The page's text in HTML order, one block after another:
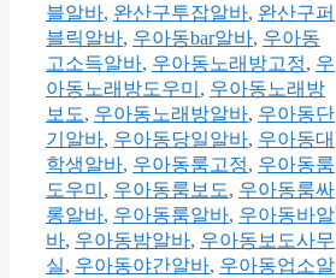
블알바, 완산구투잡알바, 완산구퍼
블릭알바, 우아동bar알바, 우아동
고소득알바, 우아동노래방고정, 우
아동노래방도우미 , 우아동노래방
보도, 우아동노래방알바, 우아동단
기알바, 우아동당일알바, 우아동대
학생알바, 우아동룸고정, 우아동룸
도우미 , 우아동룸보도, 우아동룸싸
롱알바, 우아동룸알바, 우아동바알
바, 우아동밤알바, 우아동보도사무
실, 우아동야간알바, 우아동업소알